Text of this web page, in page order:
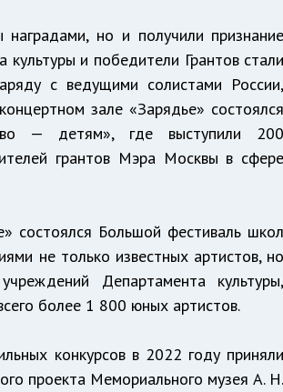
но и получили признание
и победители Грантов стали
с ведущими солистами России,
зале «Зарядье» состоялся
— детям», где выступили 200
грантов Мэра Москвы в сфере
состоялся Большой фестиваль школ
не только известных артистов, но
Департамента культуры,
более 1 800 юных артистов.
конкурсов в 2022 году приняли
проекта Мемориального музея А. Н.